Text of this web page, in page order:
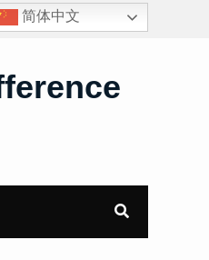
遭行政拘留
简体中文